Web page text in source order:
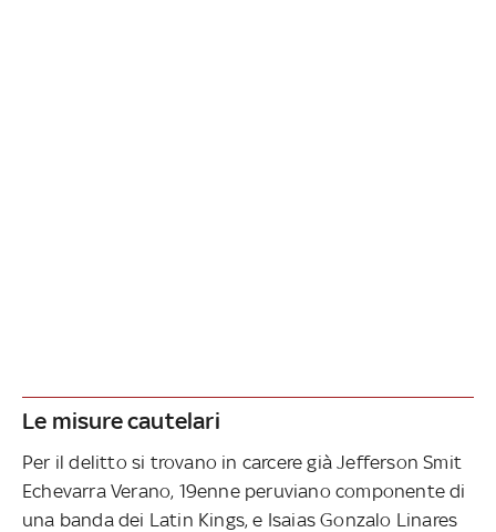
Le misure cautelari
Per il delitto si trovano in carcere già Jefferson Smit
Echevarra Verano, 19enne peruviano componente di
una banda dei Latin Kings, e Isaias Gonzalo Linares